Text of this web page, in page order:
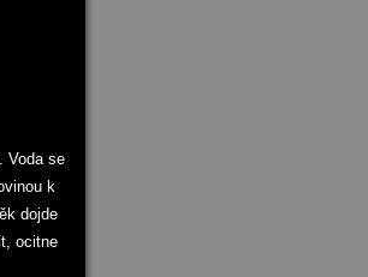
Voda se
k
dojde
ocitne